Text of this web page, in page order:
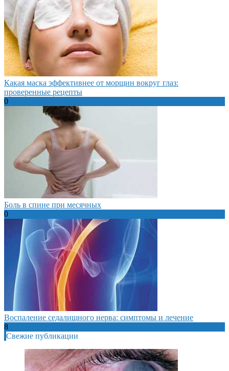
Какая маска эффективнее от морщин вокруг глаз:
проверенные рецепты
0
Боль в спине при месячных
0
Воспаление седалищного нерва: симптомы и лечение
8
Свежие публикации